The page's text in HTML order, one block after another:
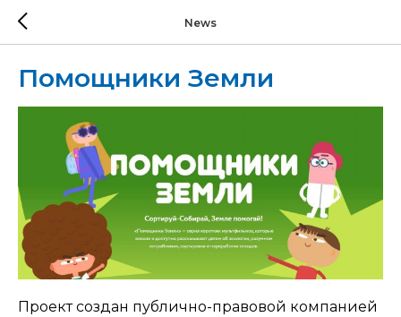
News
Помощники Земли
Проект создан публично-правовой компанией